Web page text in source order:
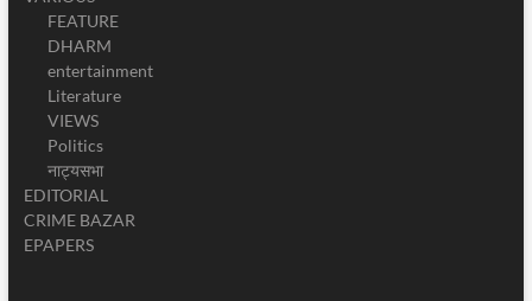
FEATURE
DHARM
entertainment
Literature
VIEWS
Politics
नाट्यसभा
EDITORIAL
CRIME BAZAR
EPAPERS